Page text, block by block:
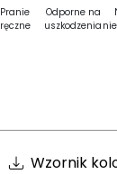
Pranie
ręczne
Odporne na
uszkodzenia
Wzornik